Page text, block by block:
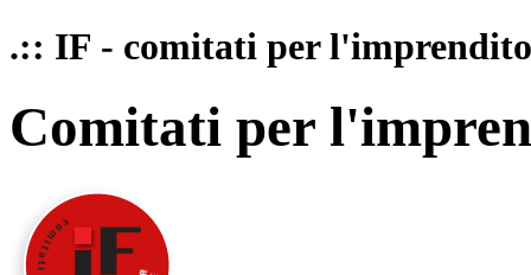
.:: IF - comitati per
Comitati per